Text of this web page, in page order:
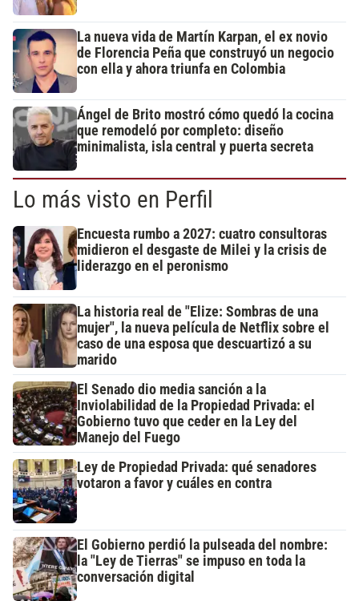
La nueva vida de Martín Karpan, el ex novio
de Florencia Peña que construyó un negocio
con ella y ahora triunfa en Colombia
Ángel de Brito mostró cómo quedó la cocina
que remodeló por completo: diseño
minimalista, isla central y puerta secreta
Lo más visto en Perfil
Encuesta rumbo a 2027: cuatro consultoras
midieron el desgaste de Milei y la crisis de
liderazgo en el peronismo
La historia real de "Elize: Sombras de una
mujer", la nueva película de Netflix sobre el
caso de una esposa que descuartizó a su
marido
El Senado dio media sanción a la
Inviolabilidad de la Propiedad Privada: el
Gobierno tuvo que ceder en la Ley del
Manejo del Fuego
Ley de Propiedad Privada: qué senadores
votaron a favor y cuáles en contra
El Gobierno perdió la pulseada del nombre:
la "Ley de Tierras" se impuso en toda la
conversación digital